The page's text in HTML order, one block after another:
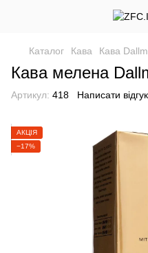
Каталог Кава Кава
Кава мелена
Артикул: 418 Написати відгук
АКЦІЯ
−17%